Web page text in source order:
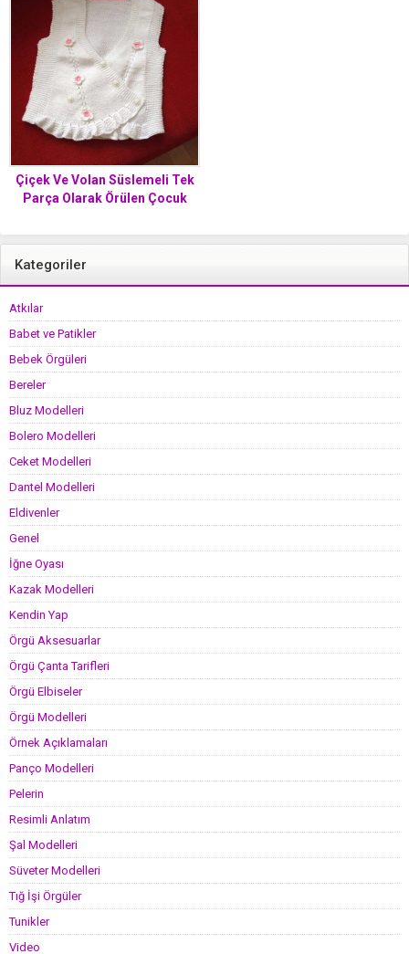
Çiçek Ve Volan Süslemeli Tek
Parça Olarak Örülen Çocuk
Kategoriler
Atkılar
Babet ve Patikler
Bebek Örgüleri
Bereler
Bluz Modelleri
Bolero Modelleri
Ceket Modelleri
Dantel Modelleri
Eldivenler
Genel
İğne Oyası
Kazak Modelleri
Kendin Yap
Örgü Aksesuarlar
Örgü Çanta Tarifleri
Örgü Elbiseler
Örgü Modelleri
Örnek Açıklamaları
Panço Modelleri
Pelerin
Resimli Anlatım
Şal Modelleri
Süveter Modelleri
Tığ İşi Örgüler
Tunikler
Video